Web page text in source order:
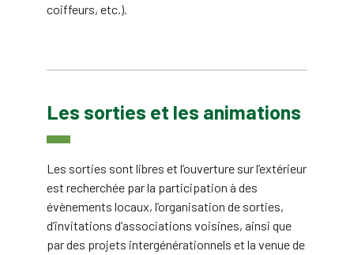
coiffeurs, etc.).
Les sorties et les animations
Les sorties sont libres et l’ouverture sur l’extérieur
est recherchée par la participation à des
évènements locaux, l’organisation de sorties,
d’invitations d’associations voisines, ainsi que
par des projets intergénérationnels et la venue de